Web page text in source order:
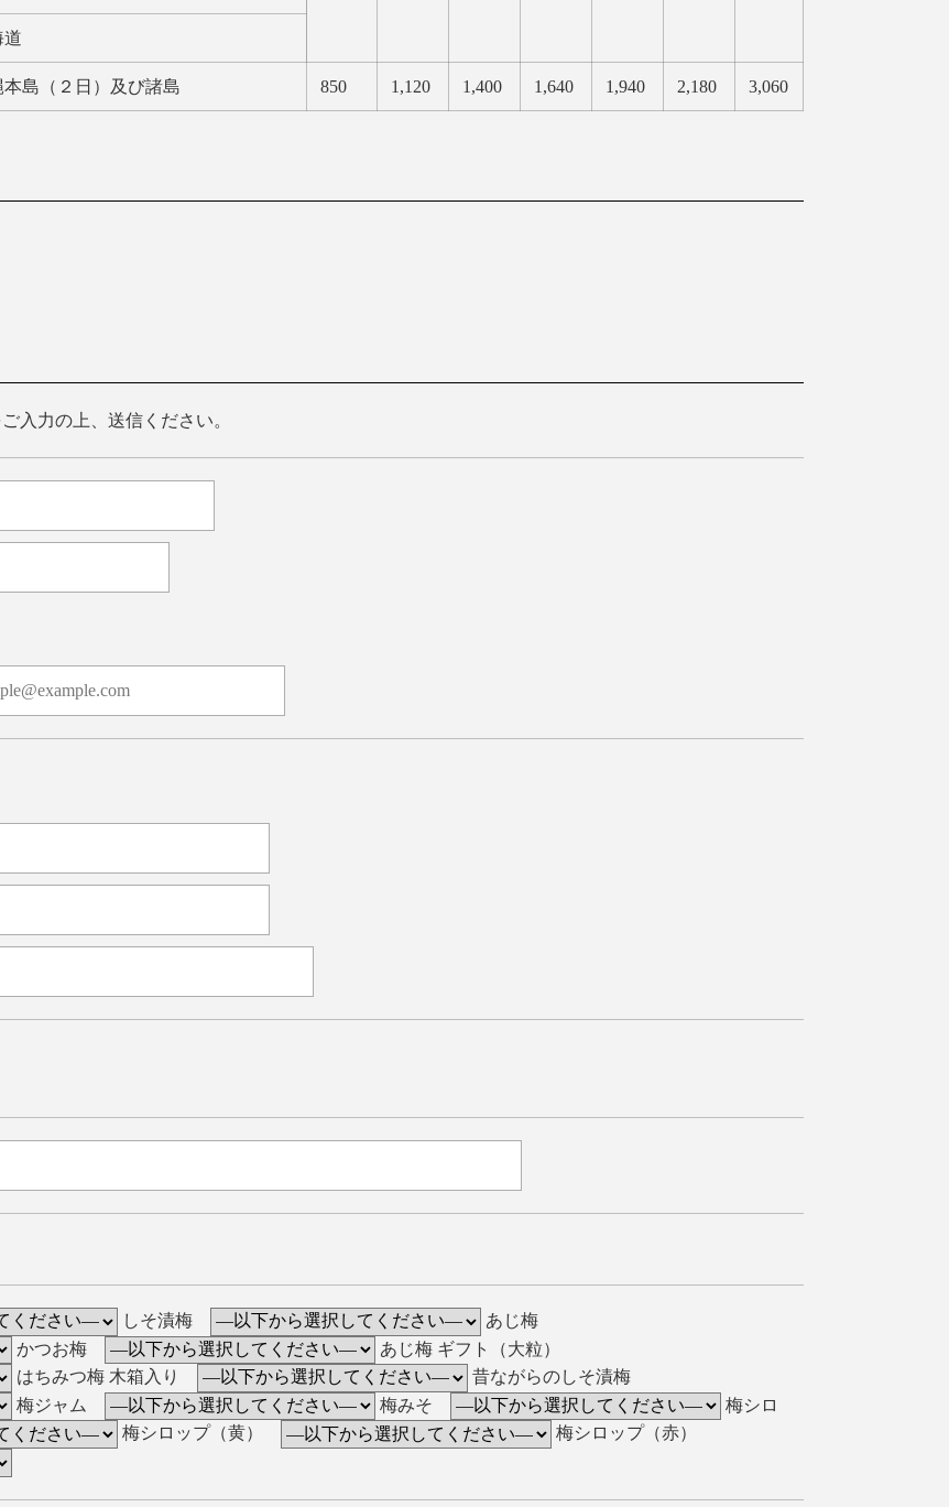
道
本島（２日）及び諸島 850 1,120 1,400 1,640 1,940 2,180 3,060
入力の上、送信ください。
しそ漬梅
あじ梅
かつお梅
あじ梅 ギフト（大粒）
はちみつ梅 木箱入り
昔ながらのしそ漬梅
梅ジャム
梅みそ
梅シロ
梅シロップ（黄） 梅シロップ（赤）